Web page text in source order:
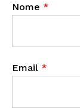
Nome *
Email *